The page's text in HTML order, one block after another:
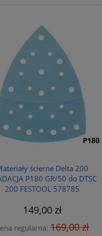
ścierne Delta 200
P180 GR/50 do DTSC
200 FESTOOL 578785
149,00 zł
regularna:169,00 zł